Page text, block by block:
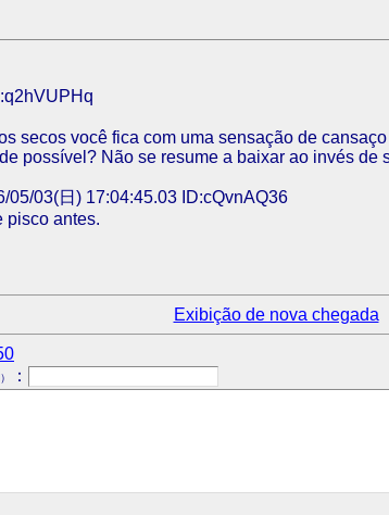
secos você fica com uma sensação de
possível? Não se resume a baixar ao invés
05/03(日) 17:04:45.03 ID:cQvnAQ36
pisco antes.
Exibição de nova chegada
：